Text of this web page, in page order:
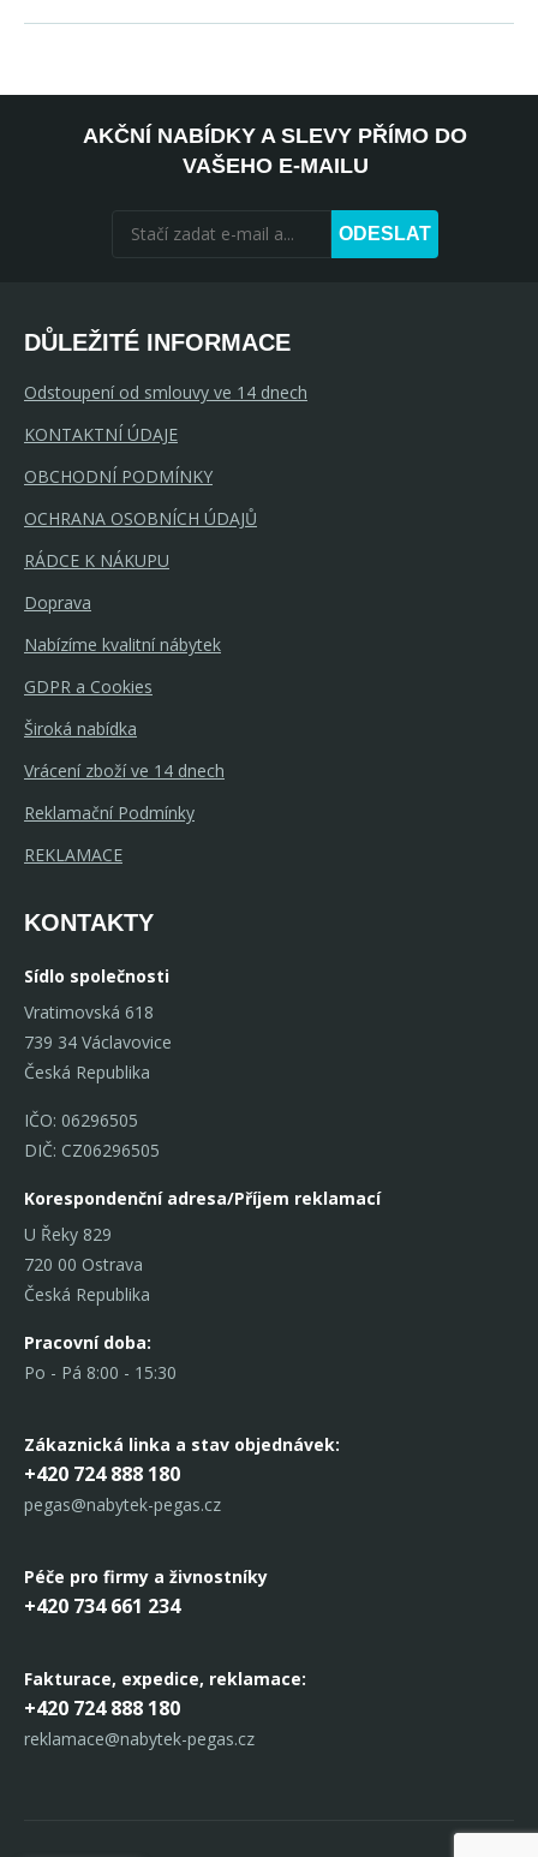
AKČNÍ NABÍDKY A SLEVY PŘÍMO DO
VAŠEHO E-MAILU
ODESLAT
DŮLEŽITÉ INFORMACE
Odstoupení od smlouvy ve 14 dnech
KONTAKTNÍ ÚDAJE
OBCHODNÍ PODMÍNKY
OCHRANA OSOBNÍCH ÚDAJŮ
RÁDCE K NÁKUPU
Doprava
Nabízíme kvalitní nábytek
GDPR a Cookies
Široká nabídka
Vrácení zboží ve 14 dnech
Reklamační Podmínky
REKLAMACE
KONTAKTY
Sídlo společnosti
Vratimovská 618
739 34 Václavovice
Česká Republika
IČO: 06296505
DIČ: CZ06296505
Korespondenční adresa/Příjem reklamací
U Řeky 829
720 00 Ostrava
Česká Republika
Pracovní doba:
Po - Pá 8:00 - 15:30
Zákaznická linka a stav objednávek:
+420 724 888 180
pegas@nabytek-pegas.cz
Péče pro firmy a živnostníky
+420 734 661 234
Fakturace, expedice, reklamace:
+420 724 888 180
reklamace@nabytek-pegas.cz